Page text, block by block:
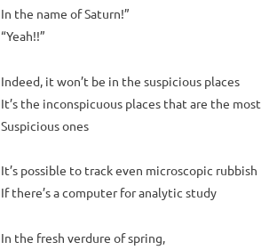
In the name of Saturn!”
“Yeah!!”
Indeed, it won’t be in the suspicious places
It’s the inconspicuous places that are the most
Suspicious ones
It’s possible to track even microscopic rubbish
If there’s a computer for analytic study
In the fresh verdure of spring,